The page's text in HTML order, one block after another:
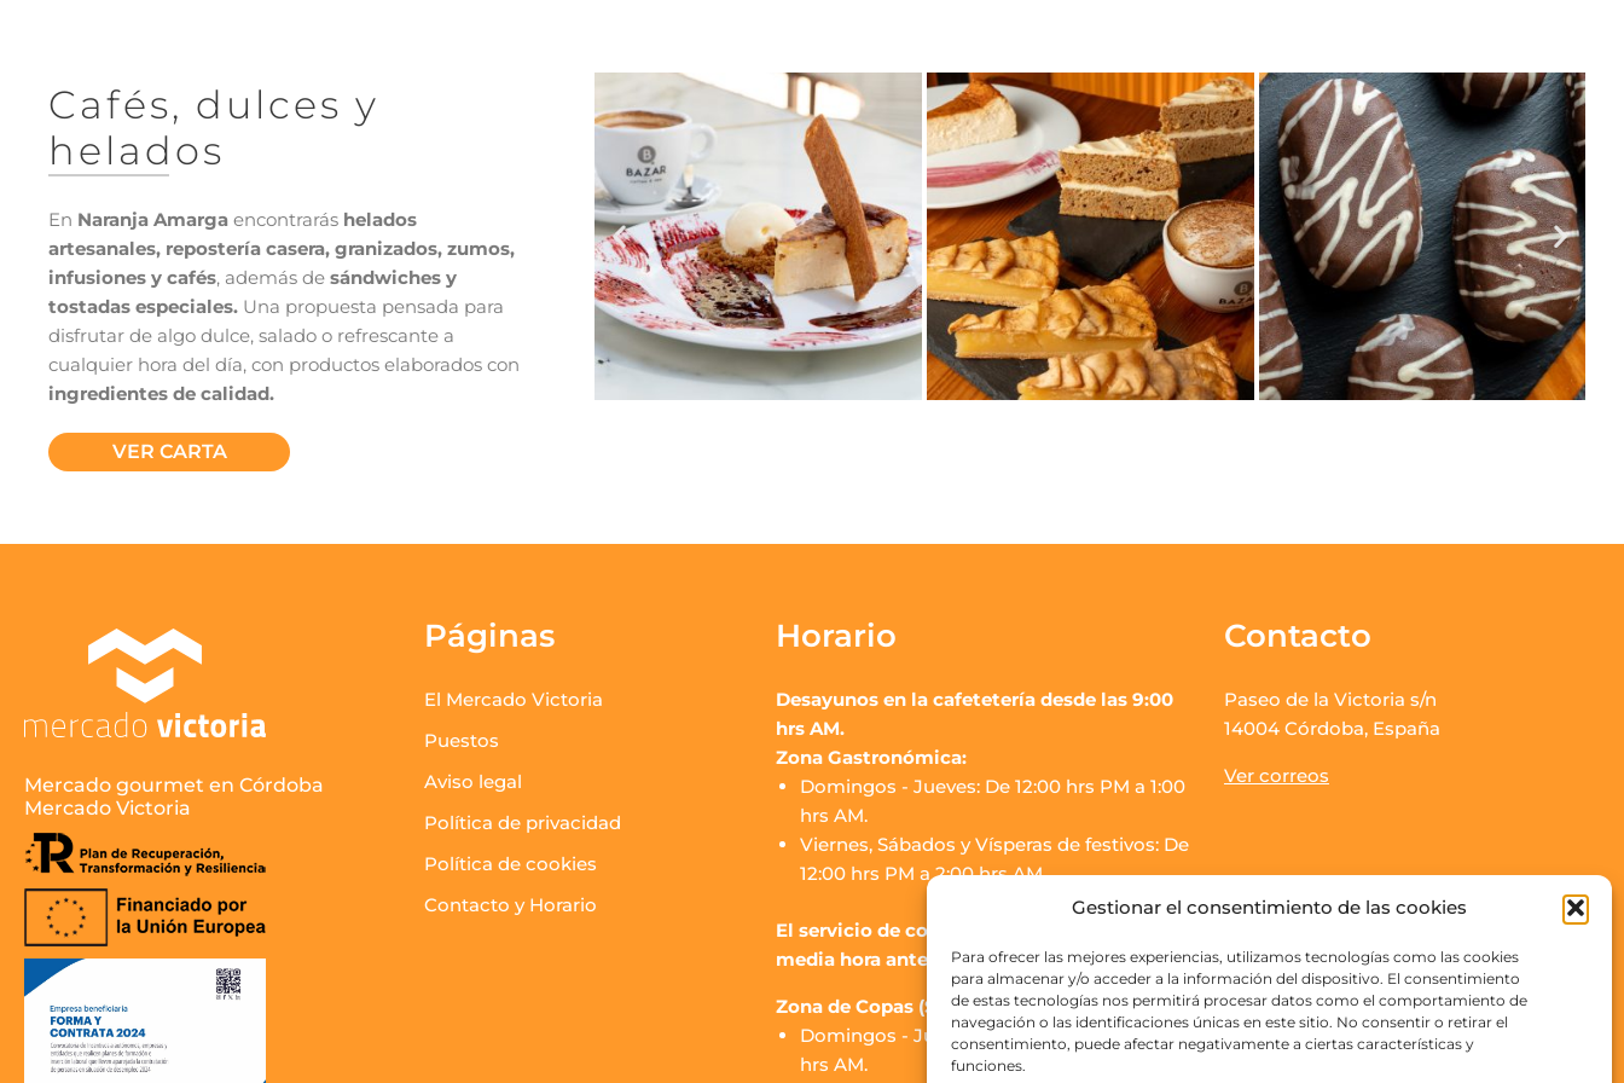
Gestionar el consentimiento de las cookies
Para ofrecer las mejores experiencias, utilizamos tecnologías como las cookies
para almacenar y/o acceder a la información del dispositivo. El consentimiento
de estas tecnologías nos permitirá procesar datos como el comportamiento de
navegación o las identificaciones únicas en este sitio. No consentir o retirar el
consentimiento, puede afectar negativamente a ciertas características y
funciones.
Cafés, dulces y
helados
En Naranja Amarga encontrarás helados
artesanales, repostería casera, granizados, zumos,
infusiones y cafés, además de sándwiches y
tostadas especiales. Una propuesta pensada para
disfrutar de algo dulce, salado o refrescante a
cualquier hora del día, con productos elaborados con
ingredientes de calidad.
VER CARTA
Mercado gourmet en Córdoba
Mercado Victoria
Páginas
El Mercado Victoria
Puestos
Aviso legal
Política de privacidad
Política de cookies
Contacto y Horario
Horario
Desayunos en la cafetetería desde las 9:00
hrs AM.
Zona Gastronómica:
Domingos - Jueves: De 12:00 hrs PM a 1:00
hrs AM.
Viernes, Sábados y Vísperas de festivos: De
12:00 hrs PM a 2:00 hrs AM.
El servicio de cocina de los puestos finalizará
media hora antes del cierre.
Zona de Copas (SOJO Mercado):
Domingos - Jueves: De 16:00 hrs PM a 3:00
hrs AM.
Contacto
Paseo de la Victoria s/n
14004 Córdoba, España
Ver correos